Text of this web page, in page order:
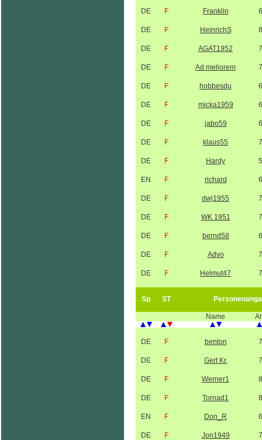
DE F Franklin
DE F HeinrichS
DE F AGAT1952
DE F Ad meliorem
DE F hobbesdu
DE F micka1959
DE F jabo59
DE F klaus55
DE F Hardy
EN F richard
DE F dwj1955
DE F WK 1951
DE F bernd58
DE F Advo
DE F Helmut47
Sp ST
Name
DE F benton
DE F Gert Kr.
DE F Werner1
DE F Tornad1
EN F Don_R
DE F Jon1949